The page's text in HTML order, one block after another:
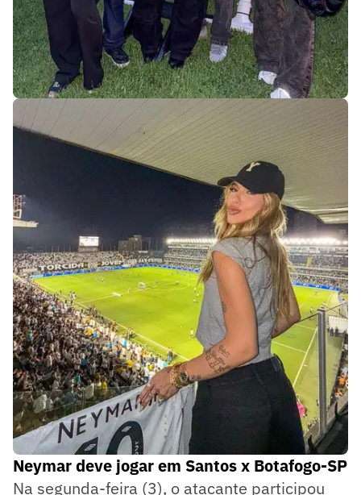
Neymar deve jogar em Santos x Botafogo-SP
Na segunda-feira (3), o atacante participou